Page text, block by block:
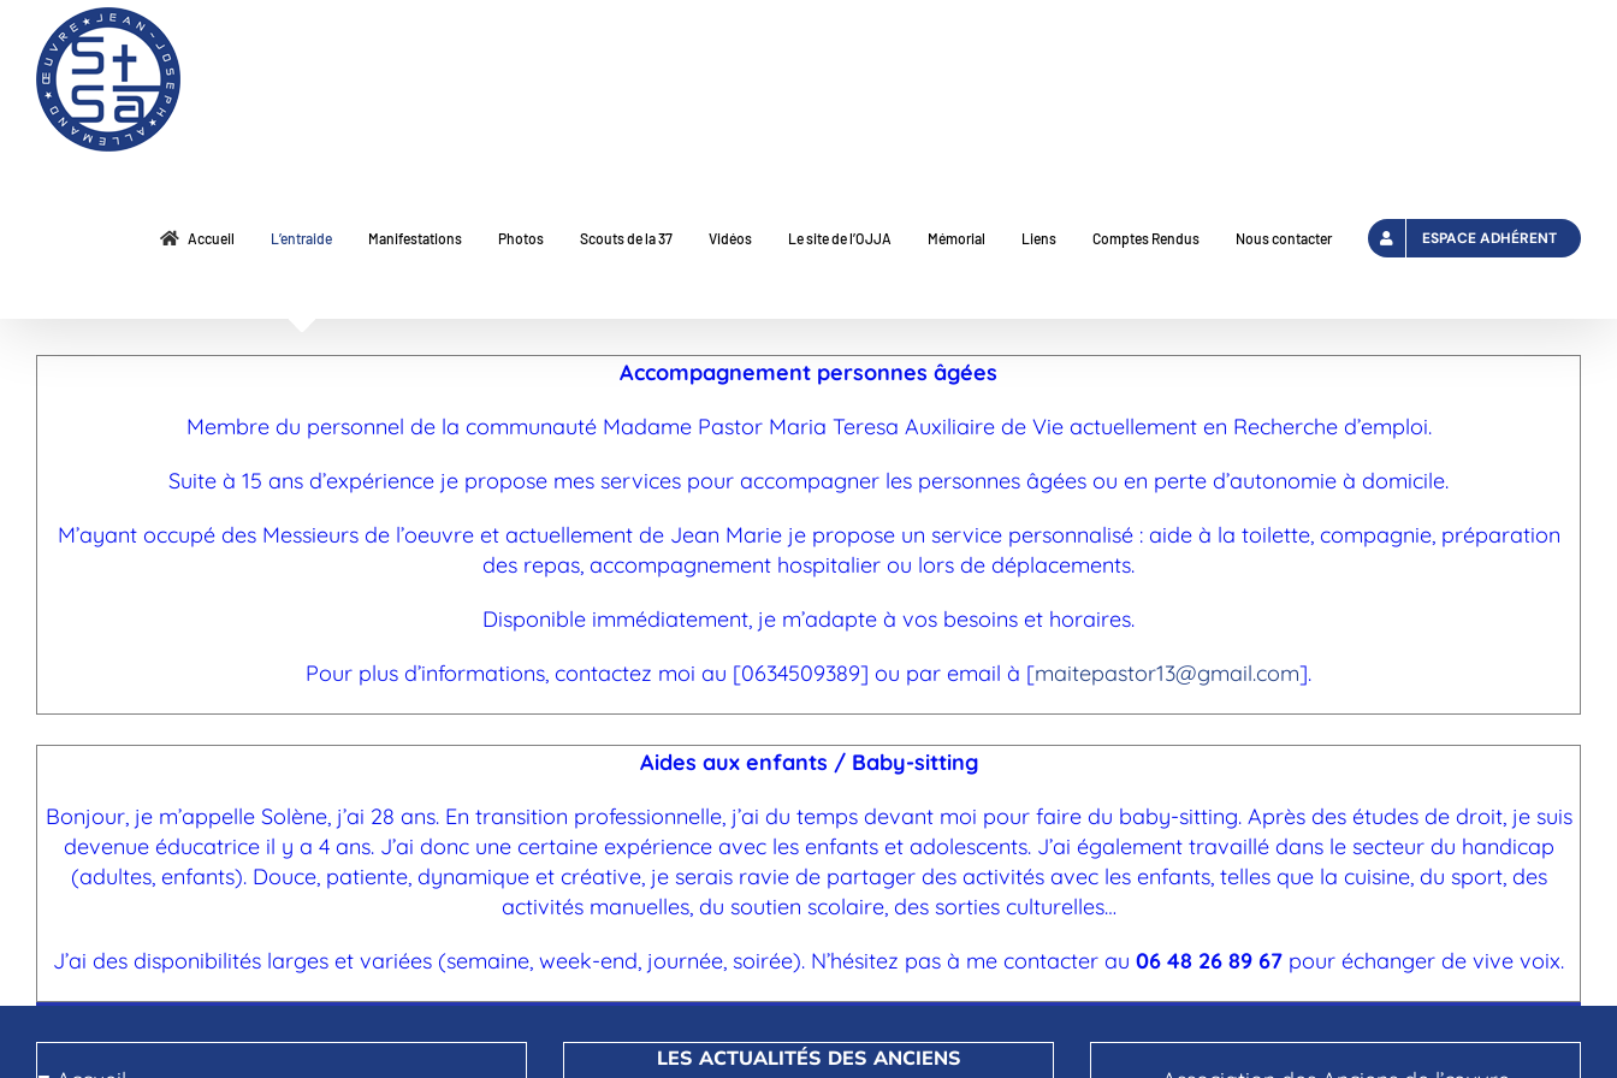
contenu
Accueil L’entraide Manifestations Photos Scouts de la 37 Vidéos Le site de l’OJJA Mémorial Liens Comptes Rendus Nous contacter ESPACE ADHÉRENT
Accompagnement personnes âgées
Membre du personnel de la communauté Madame Pastor Maria Teresa Auxiliaire de Vie actuellement en Recherche d’emploi.
Suite à 15 ans d’expérience je propose mes services pour accompagner les personnes âgées ou en perte d’autonomie à domicile.
M’ayant occupé des Messieurs de l’oeuvre et actuellement de Jean Marie je propose un service personnalisé : aide à la toilette, compagnie, préparation
des repas, accompagnement hospitalier ou lors de déplacements.
Disponible immédiatement, je m’adapte à vos besoins et horaires.
Pour plus d’informations, contactez moi au [0634509389] ou par email à [maitepastor13@gmail.com].
Aides aux enfants / Baby-sitting
Bonjour, je m’appelle Solène, j’ai 28 ans. En transition professionnelle, j’ai du temps devant moi pour faire du baby-sitting. Après des études de droit, je suis
devenue éducatrice il y a 4 ans. J’ai donc une certaine expérience avec les enfants et adolescents. J’ai également travaillé dans le secteur du handicap
(adultes, enfants). Douce, patiente, dynamique et créative, je serais ravie de partager des activités avec les enfants, telles que la cuisine, du sport, des
activités manuelles, du soutien scolaire, des sorties culturelles…
J’ai des disponibilités larges et variées (semaine, week-end, journée, soirée). N’hésitez pas à me contacter au 06 48 26 89 67 pour échanger de vive voix.
LES ACTUALITÉS DES ANCIENS